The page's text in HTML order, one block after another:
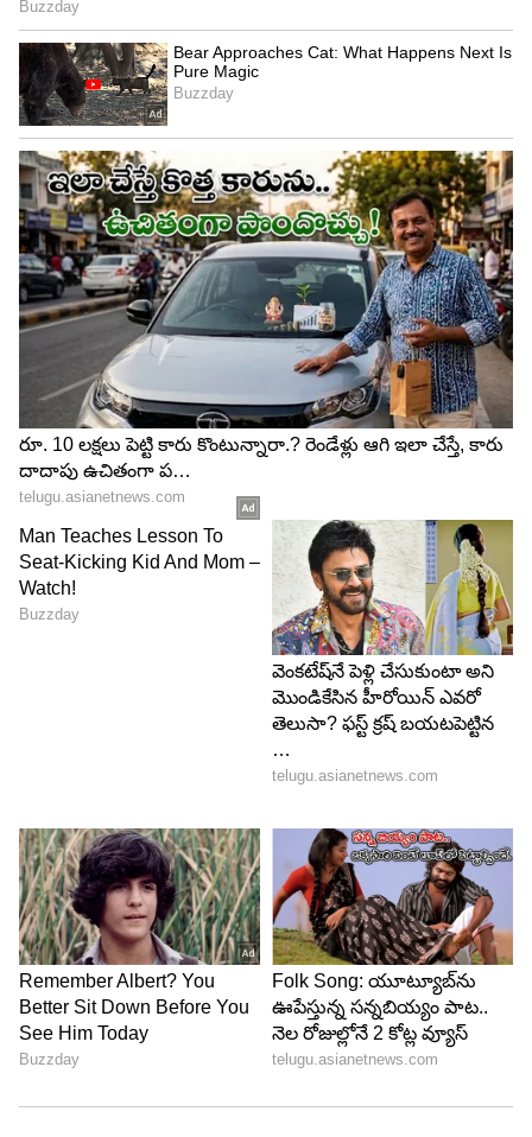
4
Image Credit : Sun Nxt
అఆ
మాటల మాంత్రికుడు త్రివిక్రమ్ శ్రీనివాస్ తెరకెక్కించిన
సూపర్ హిట్ చిత్రాల్లో అ..ఆ ఒకటి. నితిన్, సమంత జంటగా
నటించారు. ఈ మూవీలో వీళ్లిద్దరి కెమిస్ట్రీ చక్కగా కుదిరింది.
నితిన్ కి కెరీర్ లో ఇదే బిగ్గెస్ట్ హిట్. వాస్తవానికి ఈ చిత్రంలో
నటించే అవకాశం ముందుగా నాగ చైతన్యకి దక్కింది.
చర్చలు కూడా జరిగాయి. కానీ ఎందుకనో ఈ చిత్రాన్ని చైతు
చైతు కనుక ఈ చిత్రం చేసి ఉంటే సమంతతో మరో బ్లాక్
బస్టర్ మూవీలో నటించినట్లు అయి ఉండేది.
5
5